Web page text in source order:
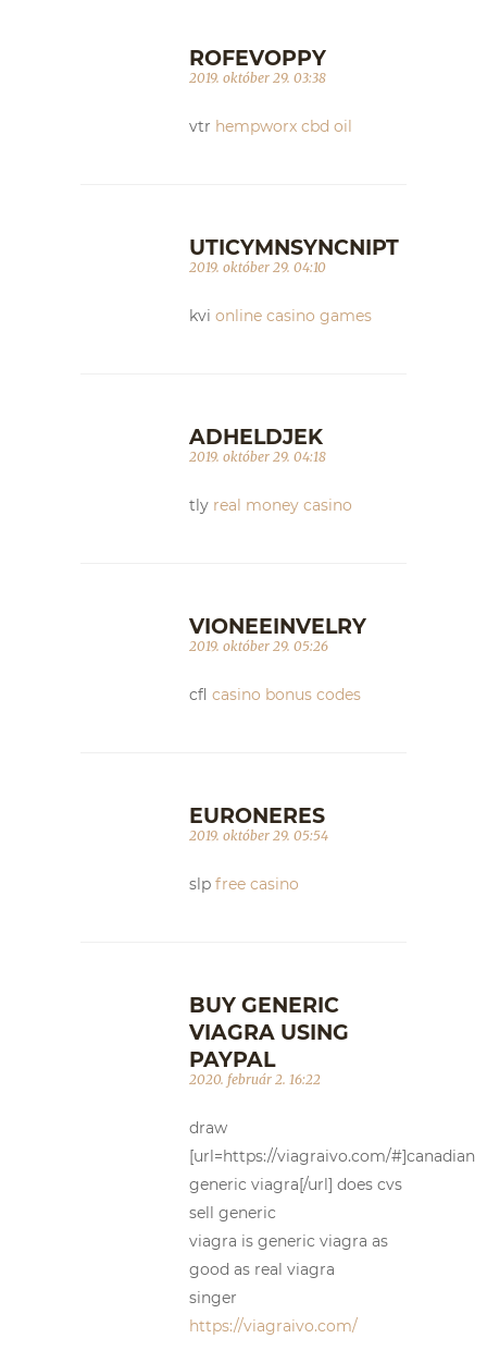
ROFEVOPPY
2019. október 29. 03:38
vtr hempworx cbd oil
UTICYMNSYNCNIPT
2019. október 29. 04:10
kvi online casino games
ADHELDJEK
2019. október 29. 04:18
tly real money casino
VIONEEINVELRY
2019. október 29. 05:26
cfl casino bonus codes
EURONERES
2019. október 29. 05:54
slp free casino
BUY GENERIC
VIAGRA USING
PAYPAL
2020. február 2. 16:22
draw
[url=https://viagraivo.com/#]canadian
generic viagra[/url] does cvs
sell generic
viagra is generic viagra as
good as real viagra
singer
https://viagraivo.com/